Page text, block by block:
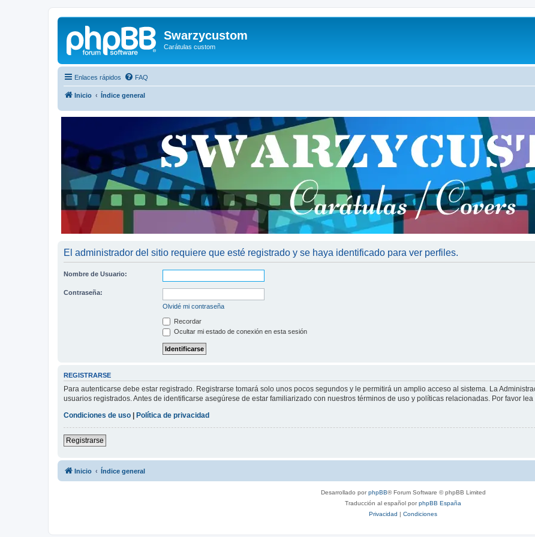
Swarzycustom
Carátulas custom
Enlaces rápidos FAQ
Inicio Índice general
El administrador del sitio requiere que esté registrado y se haya identificado para ver perfiles.
Nombre de Usuario:
Contraseña:
Olvidé mi contraseña
Recordar
Ocultar mi estado de conexión en esta sesión
REGISTRARSE
Para autenticarse debe estar registrado. Registrarse tomará solo unos pocos segundos y le permitirá un amplio acceso al sistema. La
usuarios registrados. Antes de identificarse asegúrese de estar familiarizado con nuestros términos de uso y políticas relacionadas. Por favor
Condiciones de uso
Política de privacidad
Registrarse
Inicio Índice general
Desarrollado porphpBB® Forum Software © phpBB Limited
Traducción al español porphpBB España
Privacidad | Condiciones